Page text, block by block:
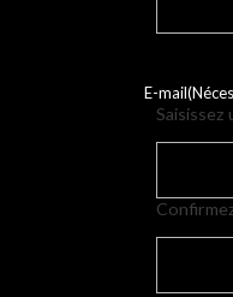
E-mail
Saisissez